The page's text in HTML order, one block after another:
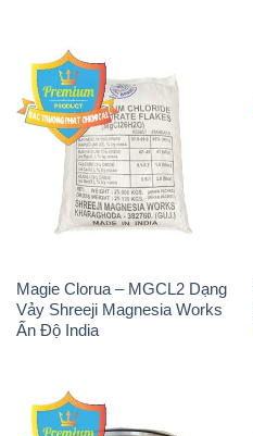
Magie Clorua – MGCL2 Dạng
Vảy Shreeji Magnesia Works
Ấn Độ India